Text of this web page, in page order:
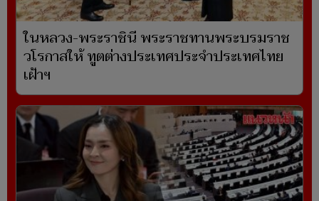
ในหลวง-พระราชินี พระราชทานพระบรมราช
วโรกาสให้ ทูตต่างประเทศประจำประเทศไทย
เฝ้าฯ